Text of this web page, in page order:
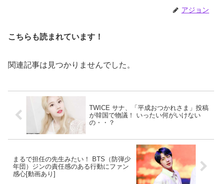
アジョン
こちらも読まれています！
関連記事は見つかりませんでした。
TWICE サナ、「平成おつかれさま」投稿
が韓国で物議！ いったい何がいけない
の・・？
まるで担任の先生みたい！ BTS（防弾少
年団）ジンの責任感のある行動にファン
感心[動画あり]